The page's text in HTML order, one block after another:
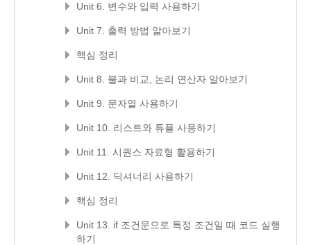
Unit 6. 변수와 입력 사용하기
Unit 7. 출력 방법 알아보기
핵심 정리
Unit 8. 불과 비교, 논리 연산자 알아보기
Unit 9. 문자열 사용하기
Unit 10. 리스트와 튜플 사용하기
Unit 11. 시퀀스 자료형 활용하기
Unit 12. 딕셔너리 사용하기
핵심 정리
Unit 13. if 조건문으로 특정 조건일 때 코드 실행
하기